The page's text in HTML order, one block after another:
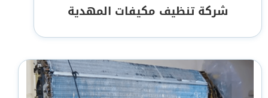
شركة تنظيف مكيفات المهدية